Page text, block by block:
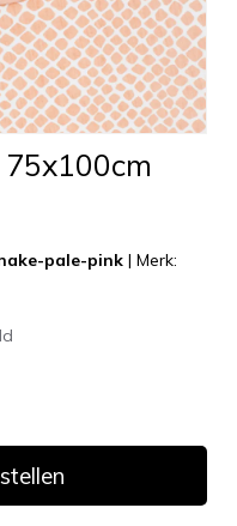
75x100cm
pale-pink | Merk: